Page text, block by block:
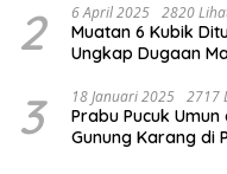
2 6 April 2025 2820
Muatan 6 Kubik
Ungkap Dugaan
3 18 Januari 2025 2717
Prabu Pucuk
Gunung Karang di